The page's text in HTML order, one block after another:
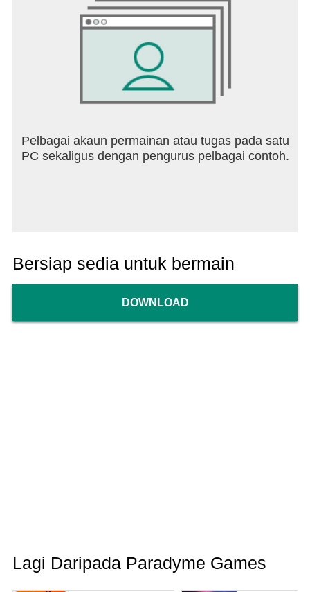
Pelbagai akaun permainan atau tugas pada satu
PC sekaligus dengan pengurus pelbagai contoh.
Bersiap sedia untuk bermain
DOWNLOAD
Lagi Daripada Paradyme Games